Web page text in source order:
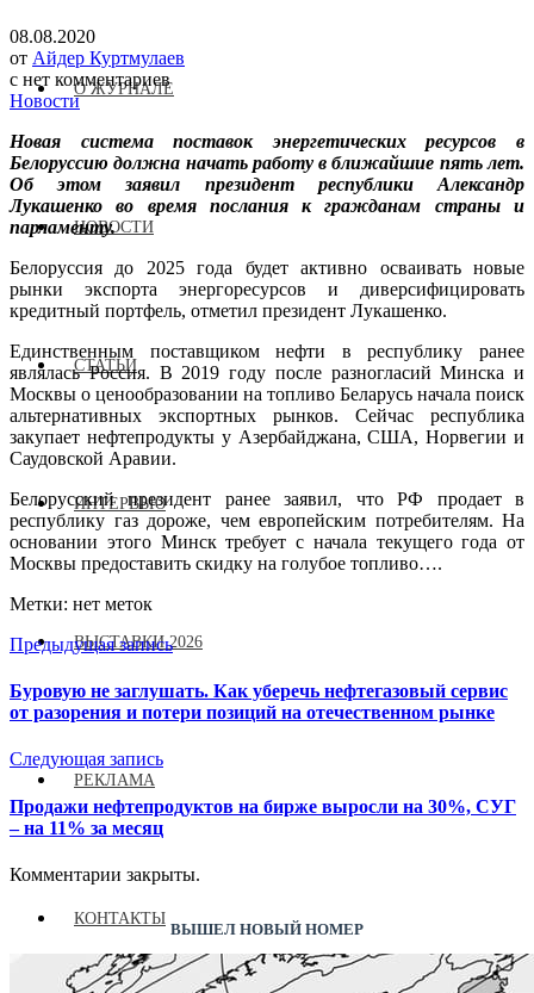
О ЖУРНАЛЕ
НОВОСТИ
СТАТЬИ
ИНТЕРВЬЮ
ВЫСТАВКИ 2026
РЕКЛАМА
КОНТАКТЫ
08.08.2020
от Айдер Куртмулаев
с нет комментариев
Новости
Новая система поставок энергетических ресурсов в
Белоруссию должна начать работу в ближайшие пять лет.
Об этом заявил президент республики Александр
Лукашенко во время послания к гражданам страны и
парламенту.
Белоруссия до 2025 года будет активно осваивать новые
рынки экспорта энергоресурсов и диверсифицировать
кредитный портфель, отметил президент Лукашенко.
Единственным поставщиком нефти в республику ранее
являлась Россия. В 2019 году после разногласий Минска и
Москвы о ценообразовании на топливо Беларусь начала поиск
альтернативных экспортных рынков. Сейчас республика
закупает нефтепродукты у Азербайджана, США, Норвегии и
Саудовской Аравии.
Белорусский президент ранее заявил, что РФ продает в
республику газ дороже, чем европейским потребителям. На
основании этого Минск требует с начала текущего года от
Москвы предоставить скидку на голубое топливо….
Метки: нет меток
Предыдущая запись
Буровую не заглушать. Как уберечь нефтегазовый сервис
от разорения и потери позиций на отечественном рынке
Следующая запись
Продажи нефтепродуктов на бирже выросли на 30%, СУГ
– на 11% за месяц
Комментарии закрыты.
ВЫШЕЛ НОВЫЙ НОМЕР